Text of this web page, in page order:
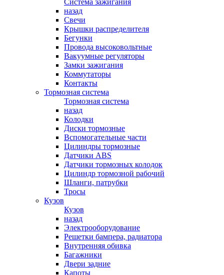
Система зажигания
назад
Свечи
Крышки распределителя
Бегунки
Провода высоковольтные
Вакуумные регуляторы
Замки зажигания
Коммутаторы
Контакты
Тормозная система
Тормозная система
назад
Колодки
Диски тормозные
Вспомогательные части
Цилиндры тормозные
Датчики ABS
Датчики тормозных колодок
Цилиндр тормозной рабочий
Шланги, патрубки
Тросы
Кузов
Кузов
назад
Электрооборудование
Решетки бампера, радиатора
Внутренняя обивка
Багажники
Двери задние
Капоты